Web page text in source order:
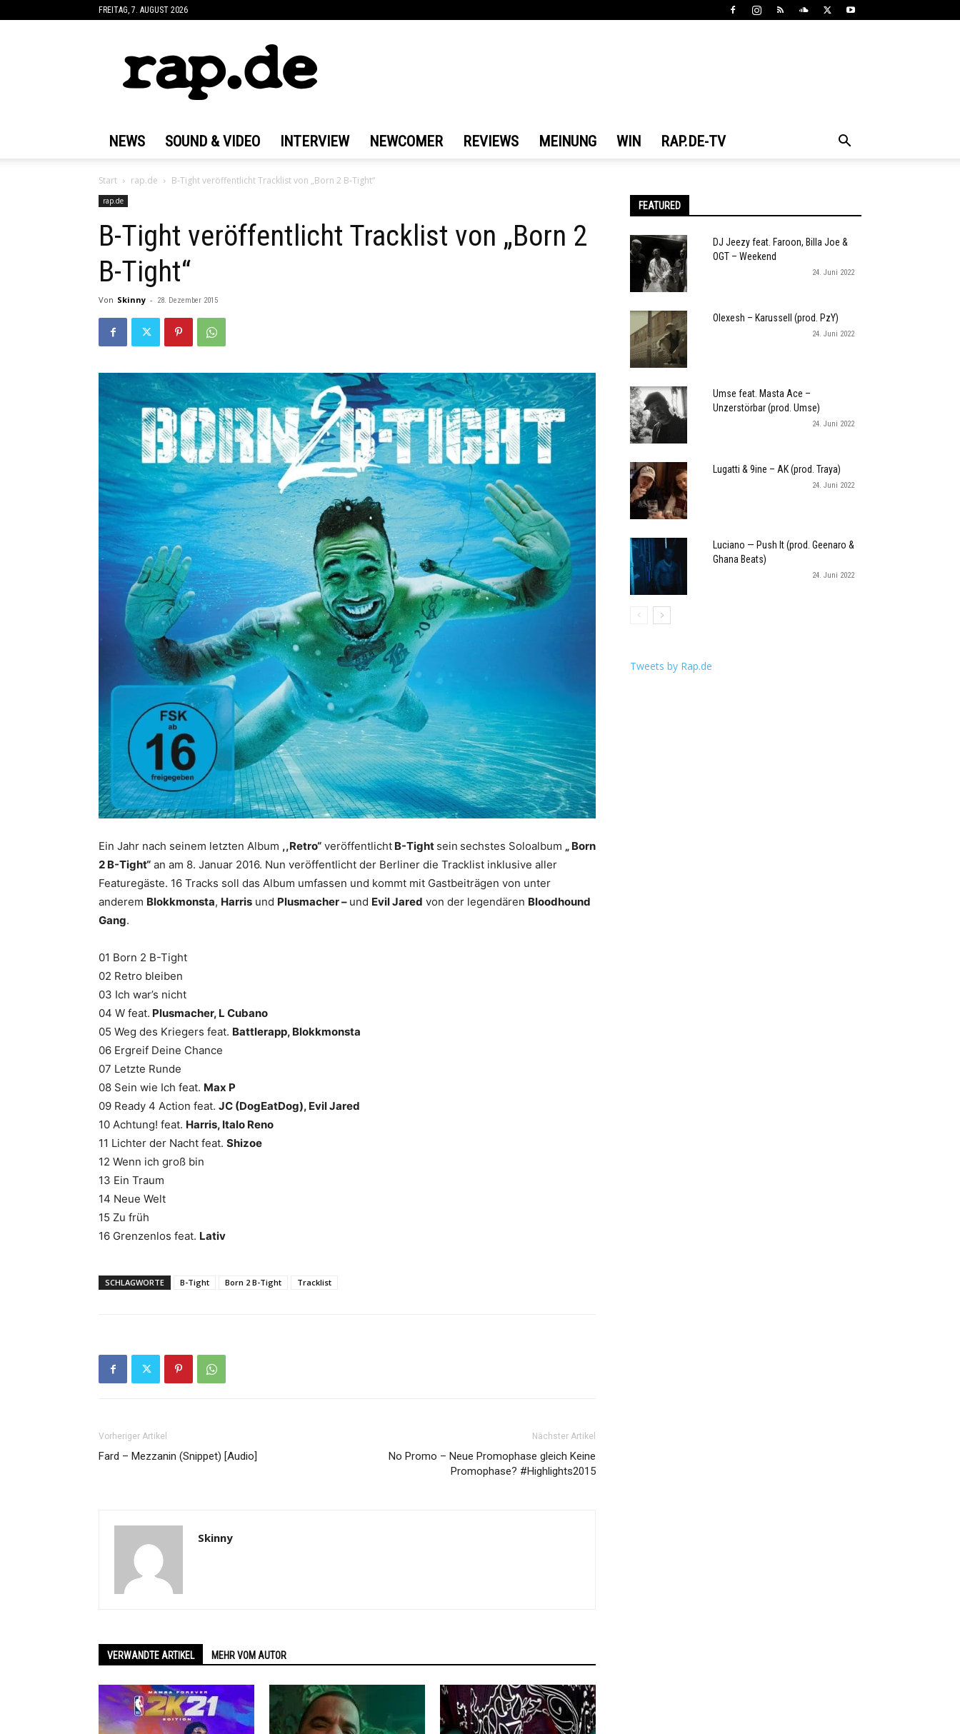
FREITAG, 7. AUGUST 2026
NEWS SOUND & VIDEO INTERVIEW NEWCOMER REVIEWS MEINUNG WIN RAP.DE-TV
Start rap.de B-Tight veröffentlicht Tracklist von „Born 2 B-Tight“
rap.de
B-Tight veröffentlicht Tracklist von „Born 2
B-Tight“
Von Skinny - 28. Dezember 2015
Ein Jahr nach seinem letzten Album ,,Retro“ veröffentlicht B-Tight sein sechstes Soloalbum „ Born
2 B-Tight“ an am 8. Januar 2016. Nun veröffentlicht der Berliner die Tracklist inklusive aller
Featuregäste. 16 Tracks soll das Album umfassen und kommt mit Gastbeiträgen von unter
anderem Blokkmonsta, Harris und Plusmacher – und Evil Jared von der legendären Bloodhound
Gang.
01 Born 2 B-Tight
02 Retro bleiben
03 Ich war’s nicht
04 W feat. Plusmacher, L Cubano
05 Weg des Kriegers feat. Battlerapp, Blokkmonsta
06 Ergreif Deine Chance
07 Letzte Runde
08 Sein wie Ich feat. Max P
09 Ready 4 Action feat. JC (DogEatDog), Evil Jared
10 Achtung! feat. Harris, Italo Reno
11 Lichter der Nacht feat. Shizoe
12 Wenn ich groß bin
13 Ein Traum
14 Neue Welt
15 Zu früh
16 Grenzenlos feat. Lativ
SCHLAGWORTE B-Tight Born 2 B-Tight Tracklist
Vorheriger Artikel
Fard – Mezzanin (Snippet) [Audio]
Nächster Artikel
No Promo – Neue Promophase gleich Keine
Promophase? #Highlights2015
Skinny
VERWANDTE ARTIKEL MEHR VOM AUTOR
FEATURED
DJ Jeezy feat. Faroon, Billa Joe &
OGT – Weekend
24. Juni 2022
Olexesh – Karussell (prod. PzY)
24. Juni 2022
Umse feat. Masta Ace –
Unzerstörbar (prod. Umse)
24. Juni 2022
Lugatti & 9ine – AK (prod. Traya)
24. Juni 2022
Luciano — Push It (prod. Geenaro &
Ghana Beats)
24. Juni 2022
Tweets by Rap.de